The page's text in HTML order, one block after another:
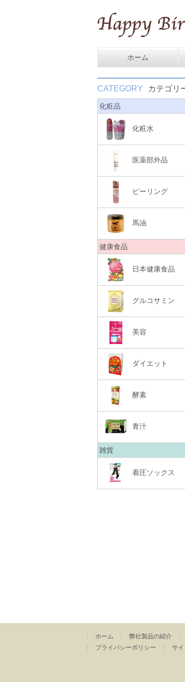
ホーム
CATEGORY カテゴリ
化粧品
化粧水
医薬部外品
ピーリング
馬油
健康食品
日本健康食品
グルコサミン
美容
ダイエット
酵素
青汁
雑貨
着圧ソックス
ホーム 弊社製品の紹介
プライバシーポリシー
サ